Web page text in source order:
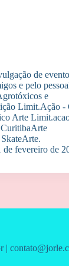
de
e pelo
e
Limit.Ação -
Arte
de fevereiro de
|